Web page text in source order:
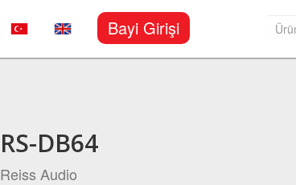
Bayi Girişi
RS-DB64
Reiss Audio